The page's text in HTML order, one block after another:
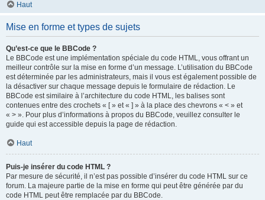
Haut
Mise en forme et types de sujets
Qu’est-ce que le BBCode ?
Le BBCode est une implémentation spéciale du code HTML, vous offrant un
meilleur contrôle sur la mise en forme d’un message. L’utilisation du BBCode
est déterminée par les administrateurs, mais il vous est également possible de
la désactiver sur chaque message depuis le formulaire de rédaction. Le
BBCode est similaire à l’architecture du code HTML, les balises sont
contenues entre des crochets « [ » et « ] » à la place des chevrons « < » et
« > ». Pour plus d’informations à propos du BBCode, veuillez consulter le
guide qui est accessible depuis la page de rédaction.
Haut
Puis-je insérer du code HTML ?
Par mesure de sécurité, il n’est pas possible d’insérer du code HTML sur ce
forum. La majeure partie de la mise en forme qui peut être générée par du
code HTML peut être remplacée par du BBCode.